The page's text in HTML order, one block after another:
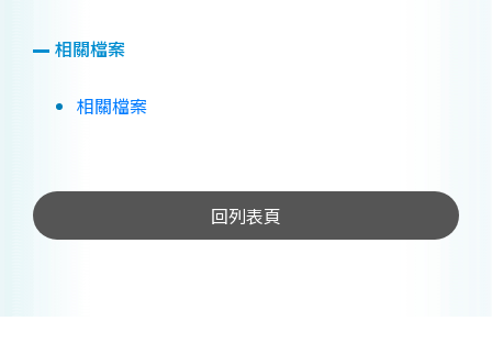
相關檔案
相關檔案
回列表頁